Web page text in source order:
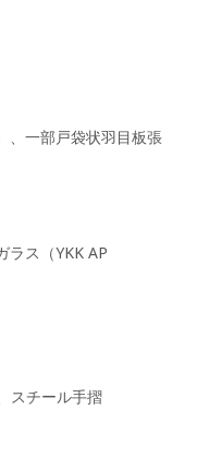
、一部戸袋状羽目板張
ラス（YKK AP
スチール手摺